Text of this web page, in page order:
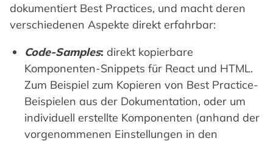
dokumentiert Best Practices, und macht deren
verschiedenen Aspekte direkt erfahrbar:
Code-Samples: direkt kopierbare
Komponenten-Snippets für React und HTML.
Zum Beispiel zum Kopieren von Best Practice-
Beispielen aus der Dokumentation, oder um
individuell erstellte Komponenten (anhand der
vorgenommenen Einstellungen in den